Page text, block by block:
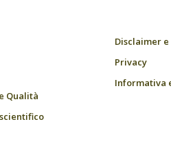
Qualità
Disclaimer
Privacy
Informativa